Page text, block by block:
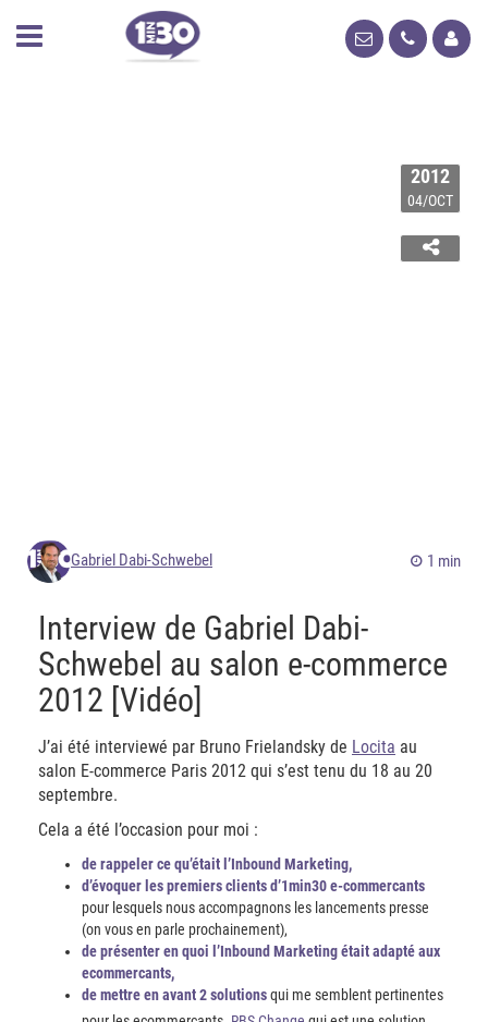
2012
04/OCT
Gabriel Dabi-Schwebel 1 min
Interview de Gabriel Dabi-
Schwebel au salon e-commerce
2012 [Vidéo]
J’ai été interviewé par Bruno Frielandsky de Locita au
salon E-commerce Paris 2012 qui s’est tenu du 18 au 20
septembre.
Cela a été l’occasion pour moi :
de rappeler ce qu’était l’Inbound Marketing,
d’évoquer les premiers clients d’1min30 e-commercants
pour lesquels nous accompagnons les lancements presse
(on vous en parle prochainement),
de présenter en quoi l’Inbound Marketing était adapté aux
ecommercants,
de mettre en avant 2 solutionsqui me semblent pertinentes